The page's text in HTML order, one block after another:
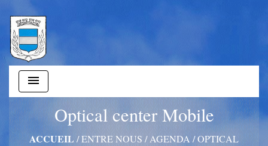
menu
Optical center Mobile
ACCUEIL /ENTRE NOUS /AGENDA /OPTICAL